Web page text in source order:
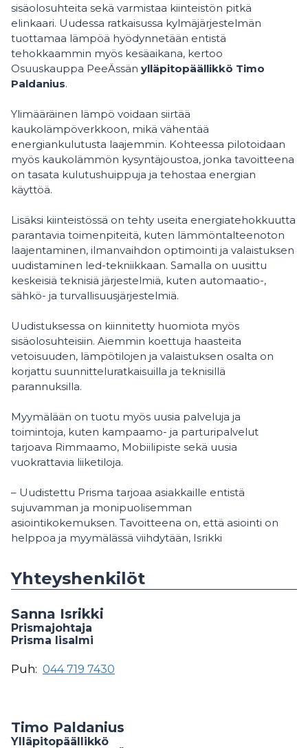
sisäolosuhteita sekä varmistaa kiinteistön pitkä
elinkaari. Uudessa ratkaisussa kylmäjärjestelmän
tuottamaa lämpöä hyödynnetään entistä
tehokkaammin myös kesäaikana, kertoo
Osuuskauppa PeeÄssän ylläpitopäällikkö Timo
Paldanius.
Ylimääräinen lämpö voidaan siirtää
kaukolämpöverkkoon, mikä vähentää
energiankulutusta laajemmin. Kohteessa pilotoidaan
myös kaukolämmön kysyntäjoustoa, jonka tavoitteena
on tasata kulutushuippuja ja tehostaa energian
käyttöä.
Lisäksi kiinteistössä on tehty useita energiatehokkuutta
parantavia toimenpiteitä, kuten lämmöntalteenoton
laajentaminen, ilmanvaihdon optimointi ja valaistuksen
uudistaminen led-tekniikkaan. Samalla on uusittu
keskeisiä teknisiä järjestelmiä, kuten automaatio-,
sähkö- ja turvallisuusjärjestelmiä.
Uudistuksessa on kiinnitetty huomiota myös
sisäolosuhteisiin. Aiemmin koettuja haasteita
vetoisuuden, lämpötilojen ja valaistuksen osalta on
korjattu suunnitteluratkaisuilla ja teknisillä
parannuksilla.
Myymälään on tuotu myös uusia palveluja ja
toimintoja, kuten kampaamo- ja parturipalvelut
tarjoava Rimmaamo, Mobiilipiste sekä uusia
vuokrattavia liiketiloja.
– Uudistettu Prisma tarjoaa asiakkaille entistä
sujuvamman ja monipuolisemman
asiointikokemuksen. Tavoitteena on, että asiointi on
helppoa ja myymälässä viihdytään, Isrikki
Yhteyshenkilöt
Sanna Isrikki
Prismajohtaja
Prisma Iisalmi
Puh: 044 719 7430
Timo Paldanius
Ylläpitopäällikkö